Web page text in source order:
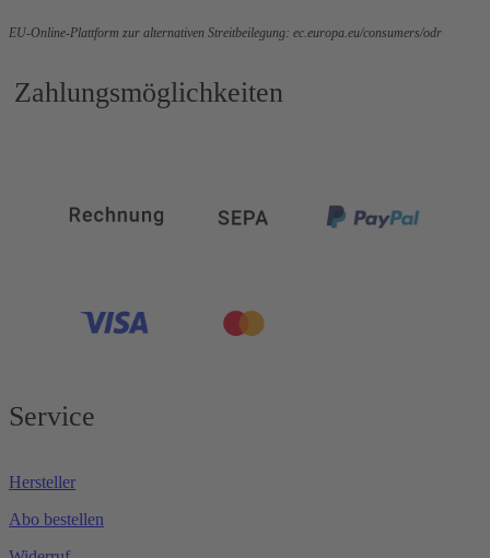
EU-Online-Plattform zur alternativen Streitbeilegung: ec.europa.eu/consumers/odr
Zahlungsmöglichkeiten
Service
Hersteller
Abo bestellen